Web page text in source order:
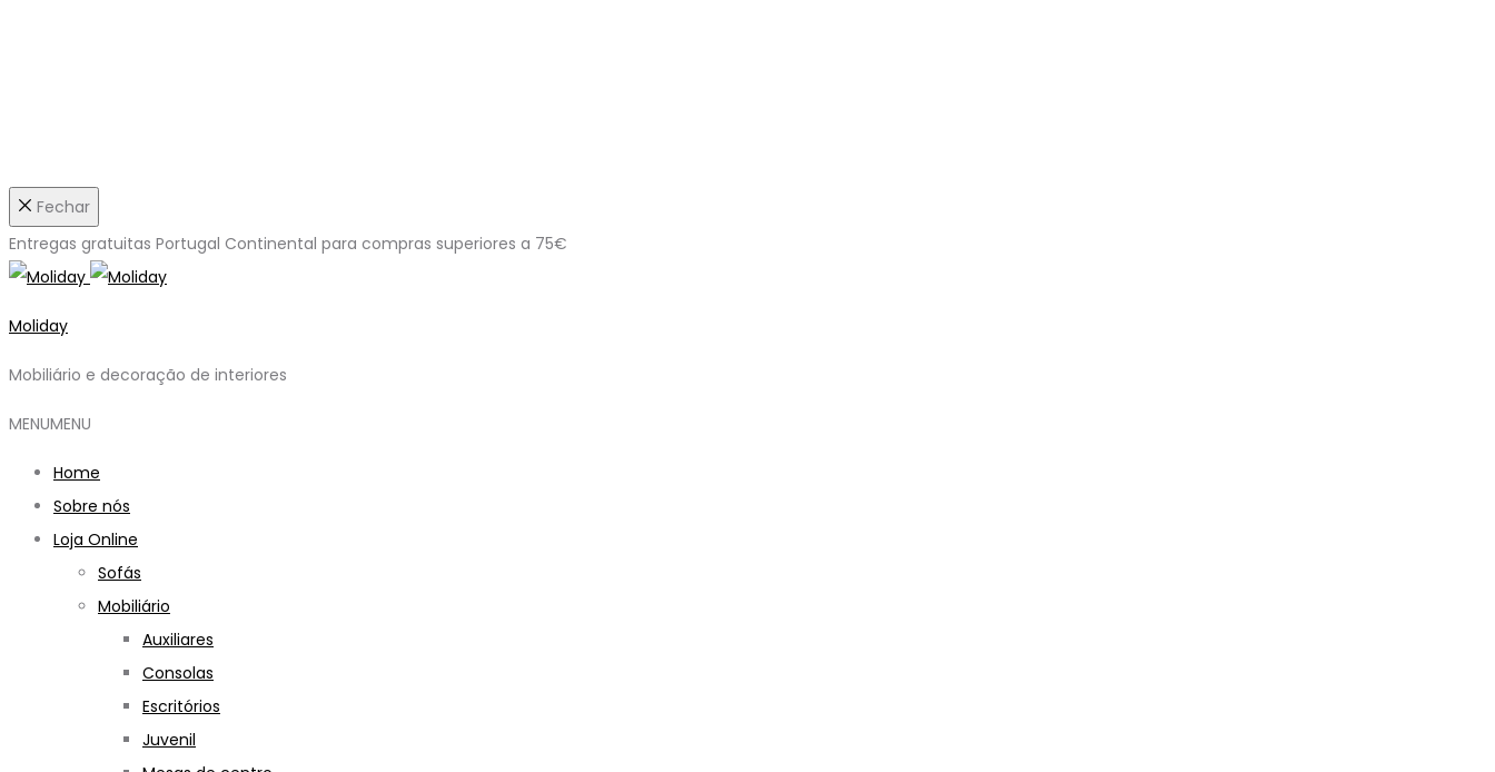
Fechar
Entregas gratuitas Portugal Continental para compras superiores a 75€
Moliday
Mobiliário e decoração de interiores
MENUMENU
Home
Sobre nós
Loja Online
Sofás
Mobiliário
Auxiliares
Consolas
Escritórios
Juvenil